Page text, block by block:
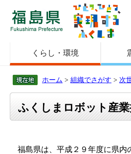
福島県
くらし・環境
ホーム > 組織でさがす > 次
ふくしまロボット産
福島県は、平成２９年度に県内